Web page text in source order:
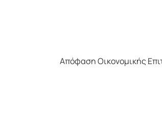
Απόφαση Οικονομικής